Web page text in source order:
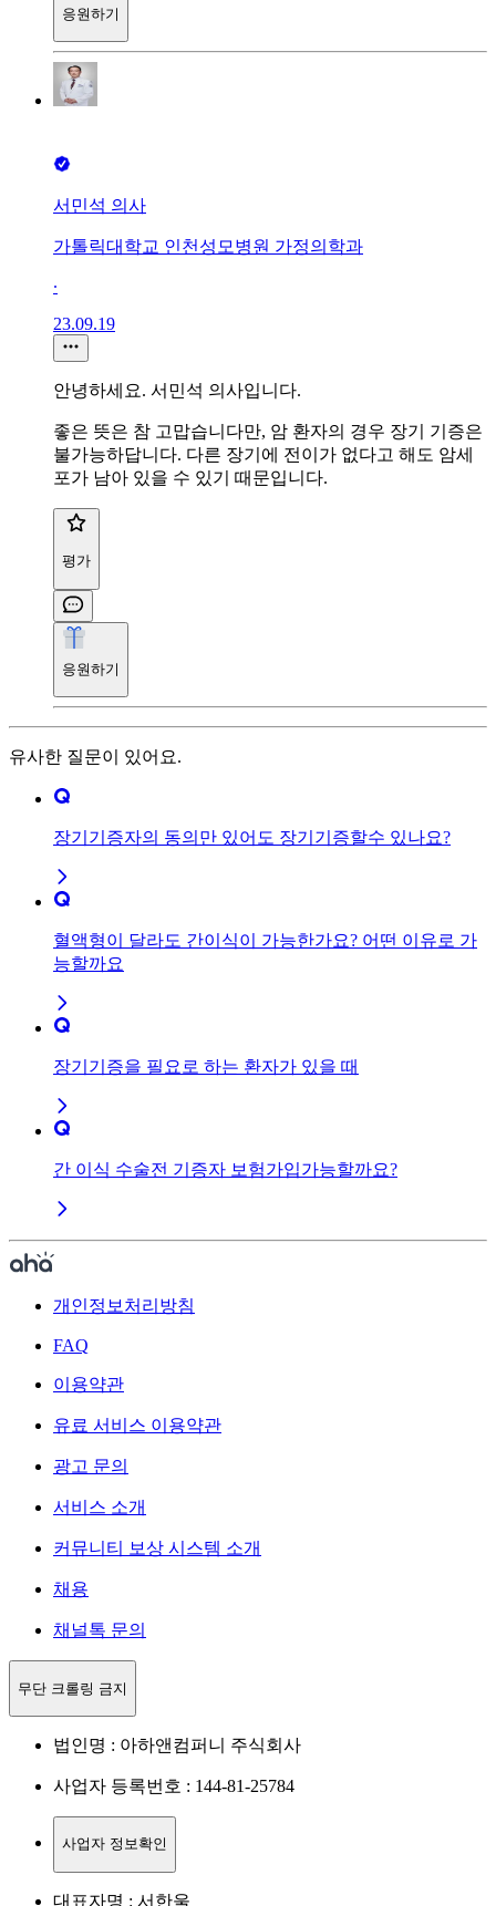
응원하기
서민석 의사
가톨릭대학교 인천성모병원 가정의학과
∙
23.09.19
안녕하세요. 서민석 의사입니다.
좋은 뜻은 참 고맙습니다만, 암 환자의 경우 장기 기증은
불가능하답니다. 다른 장기에 전이가 없다고 해도 암세
포가 남아 있을 수 있기 때문입니다.
평가
응원하기
유사한 질문이 있어요.
장기기증자의 동의만 있어도 장기기증할수 있나요?
혈액형이 달라도 간이식이 가능한가요? 어떤 이유로 가
능할까요
장기기증을 필요로 하는 환자가 있을 때
간 이식 수술전 기증자 보험가입가능할까요?
개인정보처리방침
FAQ
이용약관
유료 서비스 이용약관
광고 문의
서비스 소개
커뮤니티 보상 시스템 소개
채용
채널톡 문의
무단 크롤링 금지
법인명 : 아하앤컴퍼니 주식회사
사업자 등록번호 : 144-81-25784
사업자 정보확인
대표자명 : 서한울